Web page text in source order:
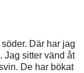
Där har jag
Jag sitter vänd åt
De har bökat